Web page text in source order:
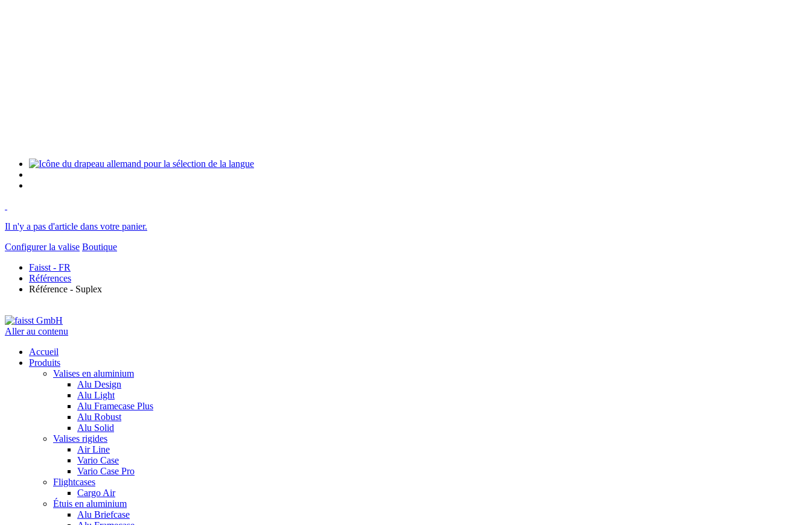
Il n'y a pas d'article dans votre panier.
Configurer la valise Boutique
Faisst - FR
Références
Référence - Suplex
Aller au contenu
Accueil
Produits
Valises en aluminium
Alu Design
Alu Light
Alu Framecase Plus
Alu Robust
Alu Solid
Valises rigides
Air Line
Vario Case
Vario Case Pro
Flightcases
Cargo Air
Étuis en aluminium
Alu Briefcase